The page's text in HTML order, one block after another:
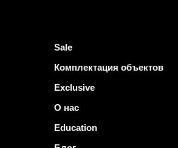
Sale
Комплектация объектов
Exclusive
О нас
Education